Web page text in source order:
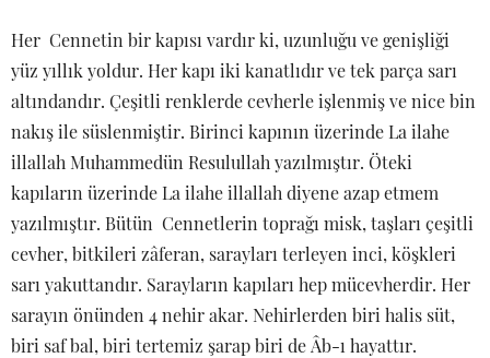
Her Cennetin bir kapısı vardır ki, uzunluğu ve genişliği
yüz yıllık yoldur. Her kapı iki kanatlıdır ve tek parça sarı
altındandır. Çeşitli renklerde cevherle işlenmiş ve nice bin
nakış ile süslenmiştir. Birinci kapının üzerinde La ilahe
illallah Muhammedün Resulullah yazılmıştır. Öteki
kapıların üzerinde La ilahe illallah diyene azap etmem
yazılmıştır. Bütün Cennetlerin toprağı misk, taşları çeşitli
cevher, bitkileri zâferan, sarayları terleyen inci, köşkleri
sarı yakuttandır. Sarayların kapıları hep mücevherdir. Her
sarayın önünden 4 nehir akar. Nehirlerden biri halis süt,
biri saf bal, biri tertemiz şarap biri de Âb-ı hayattır.